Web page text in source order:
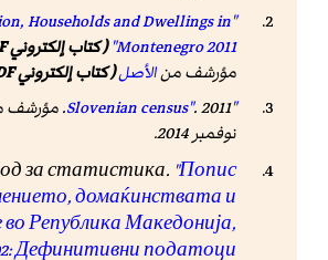
Households and Dwellings in
Montenegro 2011" ( كتاب إلكتروني PDF )
مؤرشف منالأصل( كتاب إلكتروني PDF )
"Slovenian census". 2011. مؤرشف من
نوفمبر 2014.
за статистика. "Попис
домаќинствата и
Република Македонија,
Дефинитивни податоци"